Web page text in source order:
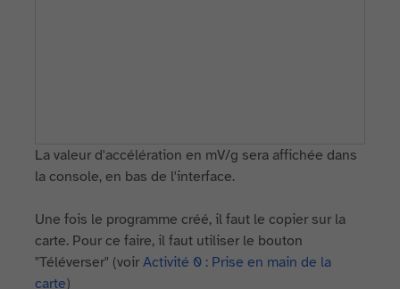
La valeur d'accélération en mV/g sera affichée dans
la console, en bas de l'interface.
Une fois le programme créé, il faut le copier sur la
carte. Pour ce faire, il faut utiliser le bouton
"Téléverser" (voirActivité 0 : Prise en main de la
carte)